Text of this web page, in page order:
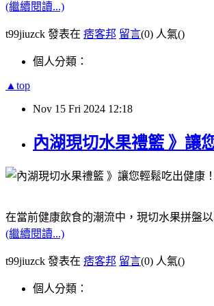
(繼續閱讀...)
t99jiuzck 發表在 痞客邦 留言(0) 人氣()
個人分類：
▲top
Nov 15 Fri 2024 12:18
內湖現切水果禮籃 》讓
在當前健康飲食的潮流中，現切水果拼盤
(繼續閱讀...)
t99jiuzck 發表在 痞客邦 留言(0) 人氣()
個人分類：